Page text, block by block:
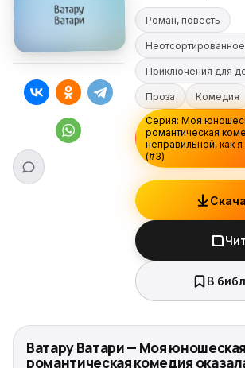
Роман, повесть
Неотсортированное
Приключения для
Проза Комедия
Серия: Моя
романтическая
неправильной, как
(#3)
В
Ватару Ватари — Моя юношеская
романтическая комедия